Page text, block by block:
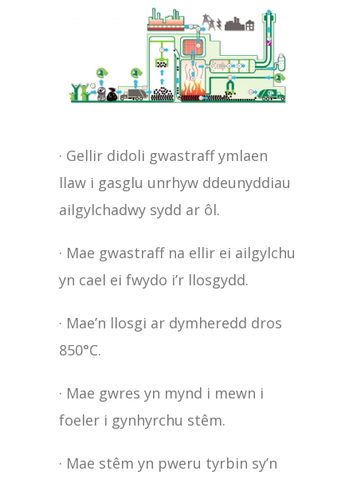
· Gellir didoli gwastraff ymlaen
llaw i gasglu unrhyw ddeunyddiau
ailgylchadwy sydd ar ôl.
· Mae gwastraff na ellir ei ailgylchu
yn cael ei fwydo i’r llosgydd.
· Mae’n llosgi ar dymheredd dros
850°C.
· Mae gwres yn mynd i mewn i
foeler i gynhyrchu stêm.
· Mae stêm yn pweru tyrbin sy’n